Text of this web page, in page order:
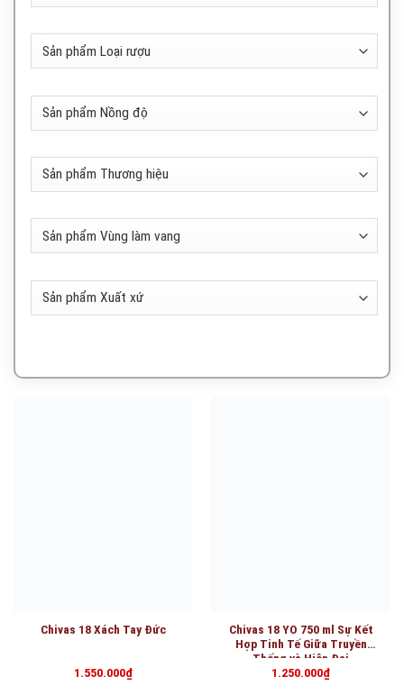
Chivas 18 Xách Tay Đức
1.550.000₫
Chivas 18 YO 750 ml Sự Kết
Hợp Tinh Tế Giữa Truyền
Thống và Hiện Đại
1.250.000₫